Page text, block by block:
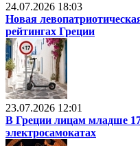
24.07.2026 18:03
Новая
рейтингах Греции
23.07.2026 12:01
В Греции лицам младше 17
электросамокатах